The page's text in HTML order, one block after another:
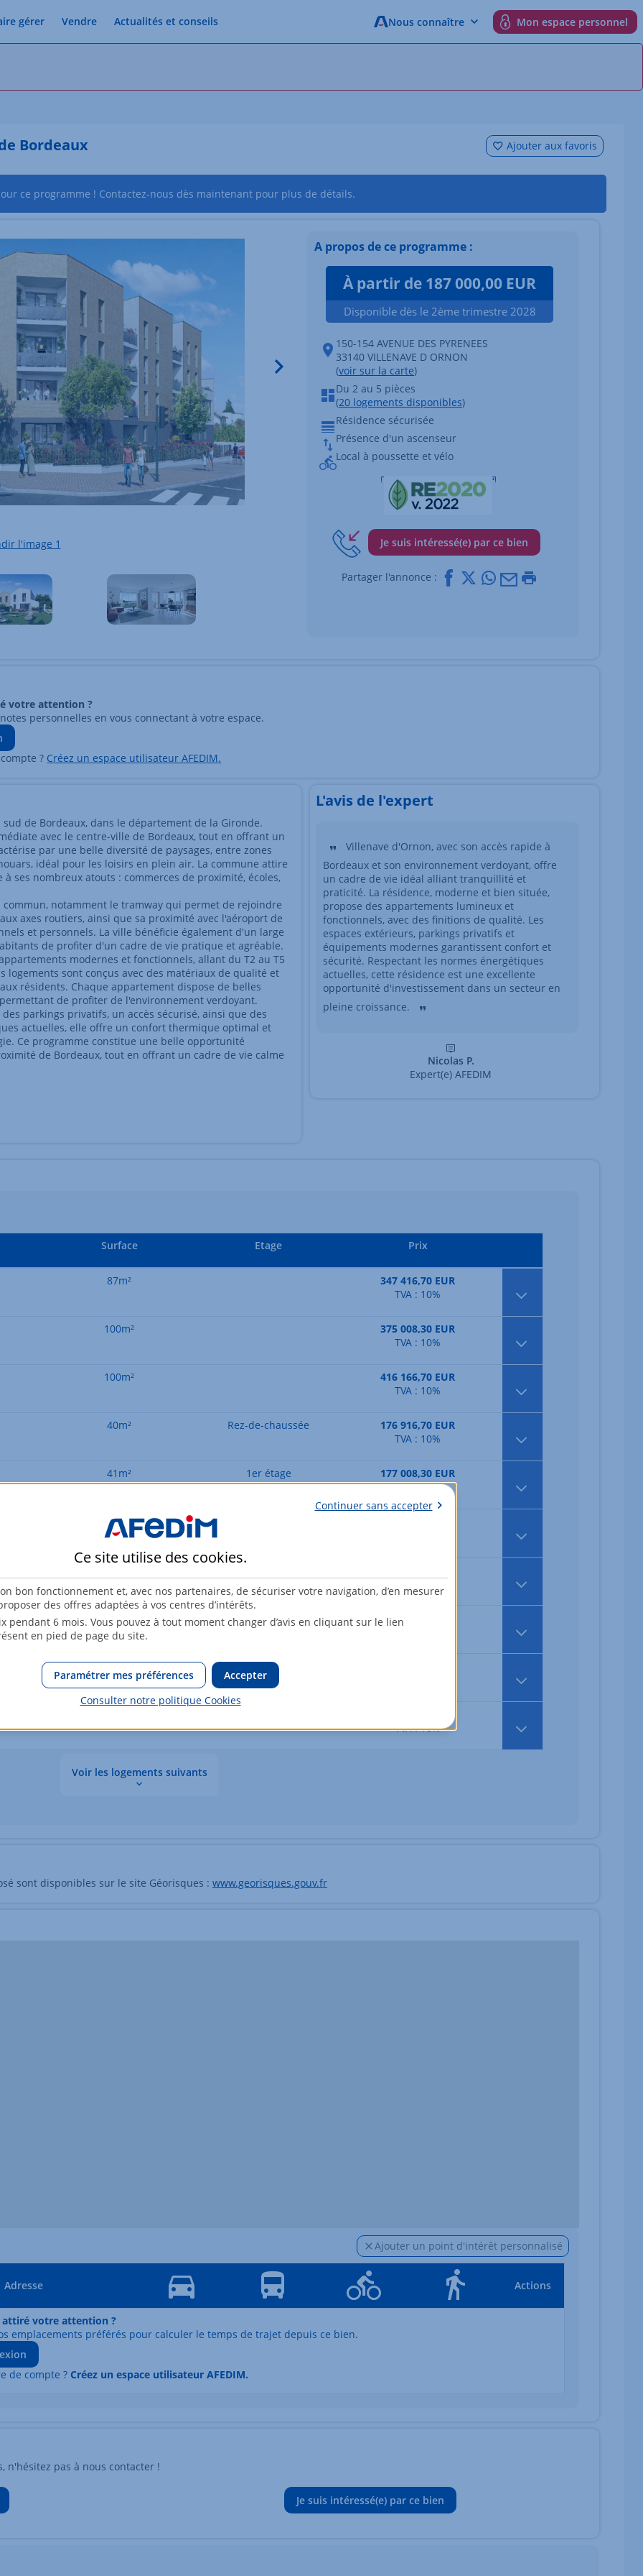
gérer Vendre Actualités et conseils Nous connaître Mon espace personnel
Bordeaux Ajouter aux favoris
ce programme ! Contactez-nous dès maintenant pour plus de détails.
Image du bien Afficher l'élément suivant
l'image 1
A propos de ce programme :
À partir de 187 000,00 EUR
Disponible dès le 2ème trimestre 2028
150-154 AVENUE DES PYRENEES
33140 VILLENAVE D ORNON
(voir sur la carte)
Du 2 au 5 pièces
(20 logements disponibles)
Résidence sécurisée
Présence d'un ascenseur
Local à poussette et vélo
Je suis intéressé(e) par ce bien
Partager l'annonce : Facebook
X Whatsapp
Mail
votre attention ?
personnelles en vous connectant à votre espace.
? Créez un espace utilisateur AFEDIM.
de Bordeaux, dans le département de la Gironde.
avec le centre-ville de Bordeaux, tout en offrant un
par une belle diversité de paysages, entre zones
idéal pour les loisirs en plein air. La commune attire
ses nombreux atouts : commerces de proximité, écoles,
notamment le tramway qui permet de rejoindre
axes routiers, ainsi que sa proximité avec l'aéroport de
et personnels. La ville bénéficie également d'un large
de profiter d'un cadre de vie pratique et agréable.
modernes et fonctionnels, allant du T2 au T5
logements sont conçus avec des matériaux de qualité et
résidents. Chaque appartement dispose de belles
de profiter de l'environnement verdoyant.
parkings privatifs, un accès sécurisé, ainsi que des
actuelles, elle offre un confort thermique optimal et
Ce programme constitue une belle opportunité
de Bordeaux, tout en offrant un cadre de vie calme
L'avis de l'expert
Villenave d'Ornon, avec son accès rapide à
Bordeaux et son environnement verdoyant, offre
un cadre de vie idéal alliant tranquillité et
praticité. La résidence, moderne et bien située,
propose des appartements lumineux et
fonctionnels, avec des finitions de qualité. Les
espaces extérieurs, parkings privatifs et
équipements modernes garantissent confort et
sécurité. Respectant les normes énergétiques
actuelles, cette résidence est une excellente
opportunité d'investissement dans un secteur en
pleine croissance.
Nicolas P.
Expert(e) AFEDIM
Surface Etage Prix
87m²
347 416,70 EUR
TVA : 10%
100m²
375 008,30 EUR
TVA : 10%
100m²
416 166,70 EUR
TVA : 10%
40m² Rez-de-chaussée
176 916,70 EUR
TVA : 10%
41m² 1er étage
177 008,30 EUR
TVA : 10%
41m²
42m² 2ème étage
173 250,00 EUR
44m² 1er étage
192 591,70 EUR
TVA : 10%
Voir les logements suivants
sont disponibles sur le site Géorisques : www.georisques.gouv.fr
Ajouter un point d'intérêt personnalisé
Adresse Actions
attiré votre attention ?
emplacements préférés pour calculer le temps de trajet depuis ce bien.
de compte ? Créez un espace utilisateur AFEDIM.
n'hésitez pas à nous contacter !
Je suis intéressé(e) par ce bien
Continuer sans accepter
Ce site utilise des cookies.
bon fonctionnement et, avec nos partenaires, de sécuriser votre navigation, d’en mesurer
des offres adaptées à vos centres d’intérêts.
pendant 6 mois. Vous pouvez à tout moment changer d’avis en cliquant sur le lien
en pied de page du site.
Accepter
Paramétrer mes préférences
Consulter notre politique Cookies